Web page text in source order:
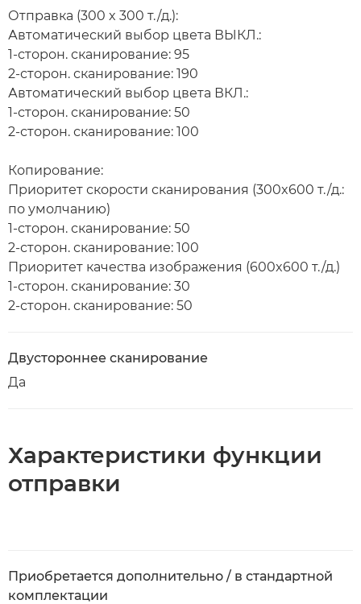
Отправка (300 x 300 т./д.):
Автоматический выбор цвета ВЫКЛ.:
1-сторон. сканирование: 95
2-сторон. сканирование: 190
Автоматический выбор цвета ВКЛ.:
1-сторон. сканирование: 50
2-сторон. сканирование: 100
Копирование:
Приоритет скорости сканирования (300x600 т./д.:
по умолчанию)
1-сторон. сканирование: 50
2-сторон. сканирование: 100
Приоритет качества изображения (600x600 т./д.)
1-сторон. сканирование: 30
2-сторон. сканирование: 50
Двустороннее сканирование
Да
Характеристики функции
отправки
Приобретается дополнительно / в стандартной
комплектации